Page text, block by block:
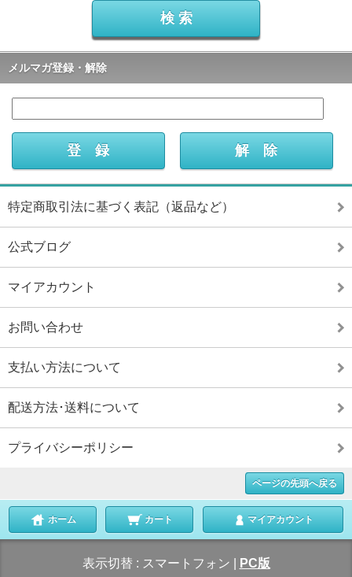
メルマガ登録・解除
特定商取引法に基づく表記（返品など）
公式ブログ
マイアカウント
お問い合わせ
支払い方法について
配送方法･送料について
プライバシーポリシー
ページの先頭へ戻る
ホーム カート マイアカウント
表示切替 : スマートフォン PC版